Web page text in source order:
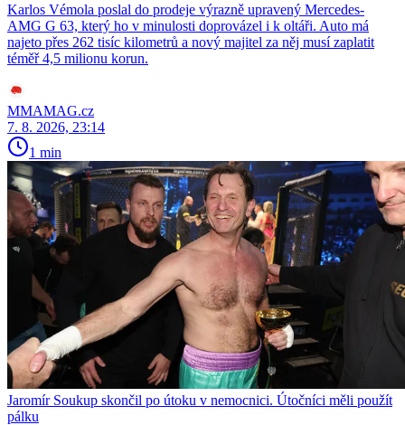
Karlos Vémola poslal do prodeje výrazně upravený Mercedes-
AMG G 63, který ho v minulosti doprovázel i k oltáři. Auto má
najeto přes 262 tisíc kilometrů a nový majitel za něj musí zaplatit
téměř 4,5 milionu korun.
MMAMAG.cz
7. 8. 2026, 23:14
1 min
Jaromír Soukup skončil po útoku v nemocnici. Útočníci měli použít
pálku